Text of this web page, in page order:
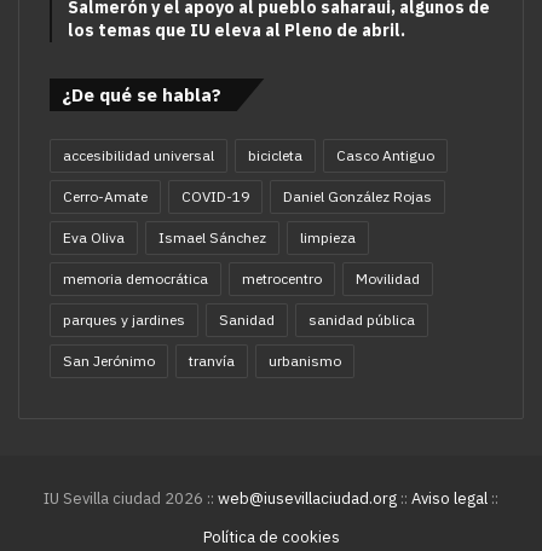
Salmerón y el apoyo al pueblo saharaui, algunos de
los temas que IU eleva al Pleno de abril.
¿De qué se habla?
accesibilidad universal bicicleta Casco Antiguo
Cerro-Amate COVID-19 Daniel González Rojas
Eva Oliva Ismael Sánchez limpieza
memoria democrática metrocentro Movilidad
parques y jardines Sanidad sanidad pública
San Jerónimo tranvía urbanismo
IU Sevilla ciudad 2026 :: web@iusevillaciudad.org :: Aviso legal ::
Política de cookies